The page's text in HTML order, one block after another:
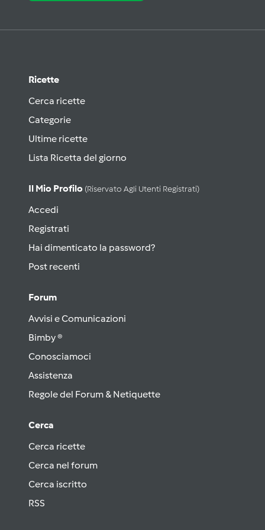
Ricette
Cerca ricette
Categorie
Ultime ricette
Lista Ricetta del giorno
Il Mio Profilo (riservato Agli Utenti Registrati)
Accedi
Registrati
Hai dimenticato la password?
Post recenti
Forum
Avvisi e Comunicazioni
Bimby ®
Conosciamoci
Assistenza
Regole del Forum & Netiquette
Cerca
Cerca ricette
Cerca nel forum
Cerca iscritto
RSS